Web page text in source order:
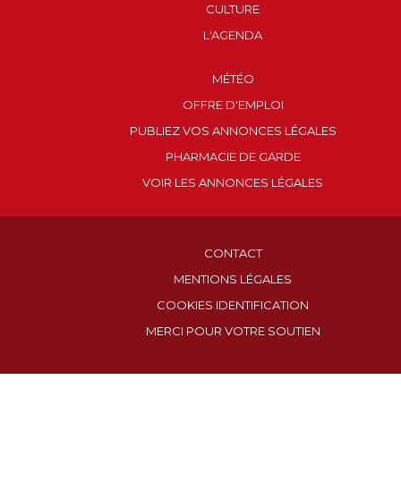
CULTURE
L'AGENDA
MÉTÉO
OFFRE D'EMPLOI
PUBLIEZ VOS ANNONCES LÉGALES
PHARMACIE DE GARDE
VOIR LES ANNONCES LÉGALES
CONTACT
MENTIONS LÉGALES
COOKIES IDENTIFICATION
MERCI POUR VOTRE SOUTIEN